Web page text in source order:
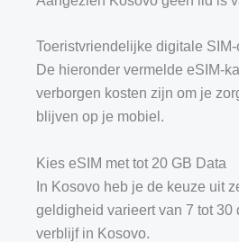
Toeristvriendelijke digitale SIM-
De hieronder vermelde eSIM-
verborgen kosten zijn om je
blijven op je mobiel.
Kies eSIM met tot 20 GB Data
In Kosovo heb je de keuze uit
geldigheid varieert van 7 tot 30
verblijf in Kosovo.